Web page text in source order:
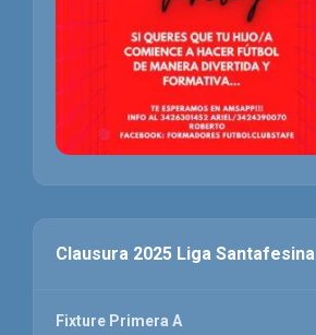
Clausura 2025 Liga Santafesina
Fixture Primera A